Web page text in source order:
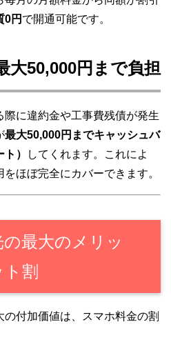
0円 で開通可能です。
50,000円まで負担
に違約金や工事費残債が発生
最大50,000円までキャッシュバ
）
してくれます。これによ
ほぼ完全にカバーできます。
最大のメリッ
割
の付加価値は、スマホ料金の割